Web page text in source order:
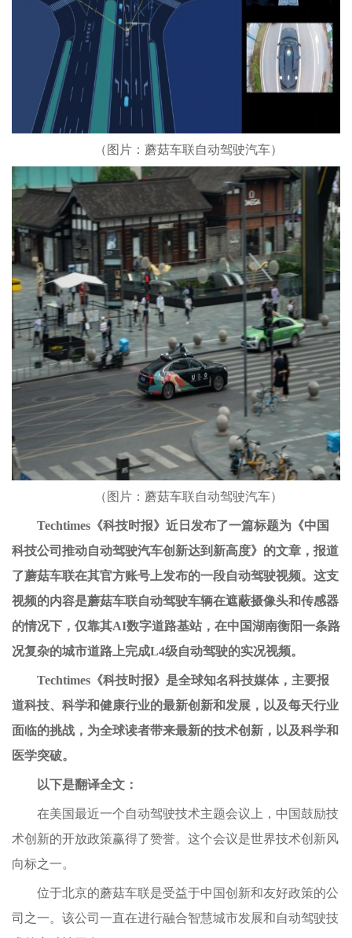
（图片：蘑菇车联自动驾驶汽车）
（图片：蘑菇车联自动驾驶汽车）
Techtimes 《科技时报》近日发布了一篇标题为《中国
科技公司推动自动驾驶汽车创新达到新高度》的文章 ， 报道
了蘑菇车联在其官方账号上发布的一段自动驾驶视频。这支
视频的内容是蘑菇车联自动驾驶车辆在遮蔽摄像头和传感器
的情况下，仅靠其AI数字道路基站， 在中国湖南衡阳一条路
况复杂的城市道路上完成L4级自动驾驶的实况视频。
Techtimes《科技时报》 是全球知名科技媒体，主要报
道科技、科学和健康行业的最新创新和发展，以及每天行业
面临的挑战 ， 为全球读者带来最新的技术创新 ， 以及科学和
医学突破。
以下是翻译全文：
在美国最近一个自动驾驶技术主题会议上，中国鼓励技
术创新的开放政策赢得了赞誉。这个会议是世界技术创新风
向标之一。
位于北京的蘑菇车联是受益于中国创新和友好政策的公
司之一。该公司一直在进行融合智慧城市发展和自动驾驶技